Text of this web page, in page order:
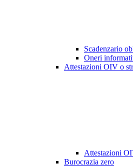
Scadenzario
Oneri
Attestazioni OIV o
Attestazioni
Burocrazia zero